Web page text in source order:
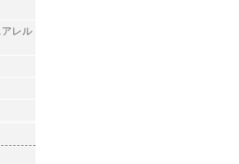
レル